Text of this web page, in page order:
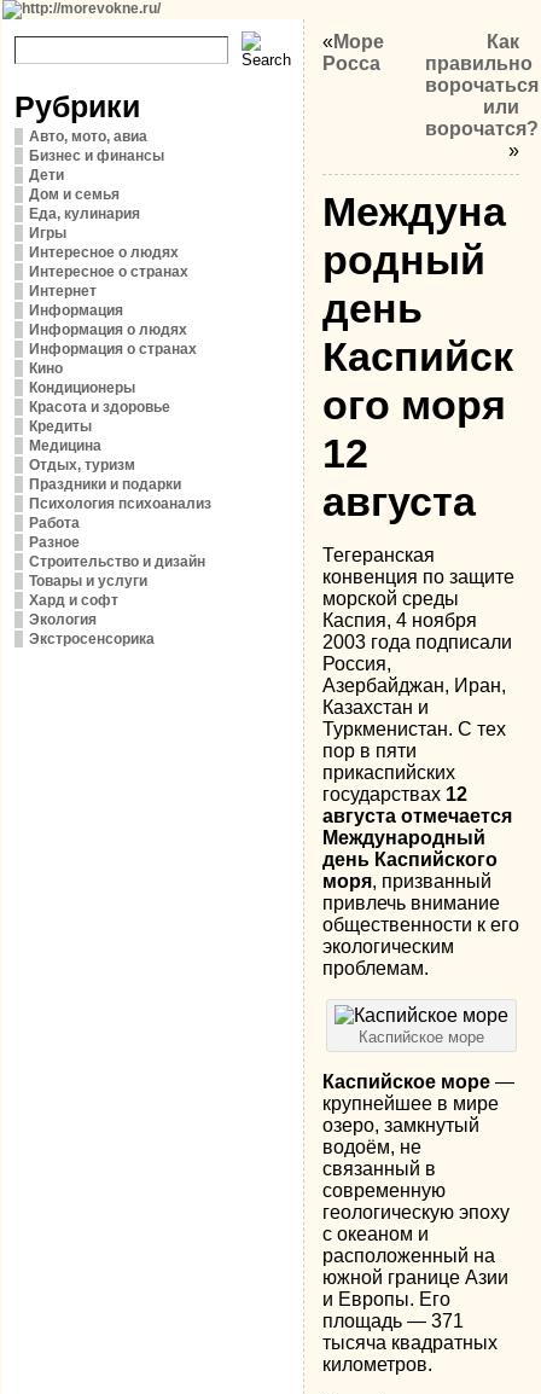
Рубрики
Авто, мото, авиа
Бизнес и финансы
Дети
Дом и семья
Еда, кулинария
Игры
Интересное о людях
Интересное о странах
Интернет
Информация
Информация о людях
Информация о странах
Кино
Кондиционеры
Красота и здоровье
Кредиты
Медицина
Отдых, туризм
Праздники и подарки
Психология психоанализ
Работа
Разное
Строительство и дизайн
Товары и услуги
Хард и софт
Экология
Экстросенсорика
«Море
Росса
Как
правильно
ворочаться
или
ворочатся?
»
Междуна
родный
день
Каспийск
ого моря
12
августа
Тегеранская
конвенция по защите
морской среды
Каспия, 4 ноября
2003 года подписали
Россия,
Азербайджан, Иран,
Казахстан и
Туркменистан. С тех
пор в пяти
прикаспийских
государствах 12
августа отмечается
Международный
день Каспийского
моря, призванный
привлечь внимание
общественности к его
экологическим
проблемам.
Каспийское море
Каспийское море —
крупнейшее в мире
озеро, замкнутый
водоём, не
связанный в
современную
геологическую эпоху
с океаном и
расположенный на
южной границе Азии
и Европы. Его
площадь — 371
тысяча квадратных
километров.